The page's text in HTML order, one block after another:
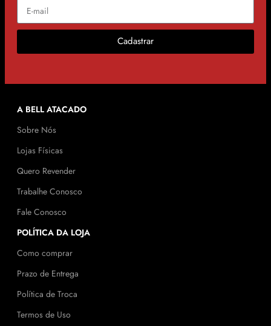
Cadastrar
A BELL ATACADO
Sobre Nós
Lojas Físicas
Quero Revender
Trabalhe Conosco
Fale Conosco
POLÍTICA DA LOJA
Como comprar
Prazo de Entrega
Política de Troca
Termos de Uso